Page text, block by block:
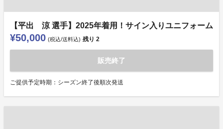
【平出 涼 選手】2025年着用！サイン入りユニフォーム
¥50,000 (税込/送料込) 残り 2
販売終了
ご提供予定時期：シーズン終了後順次発送